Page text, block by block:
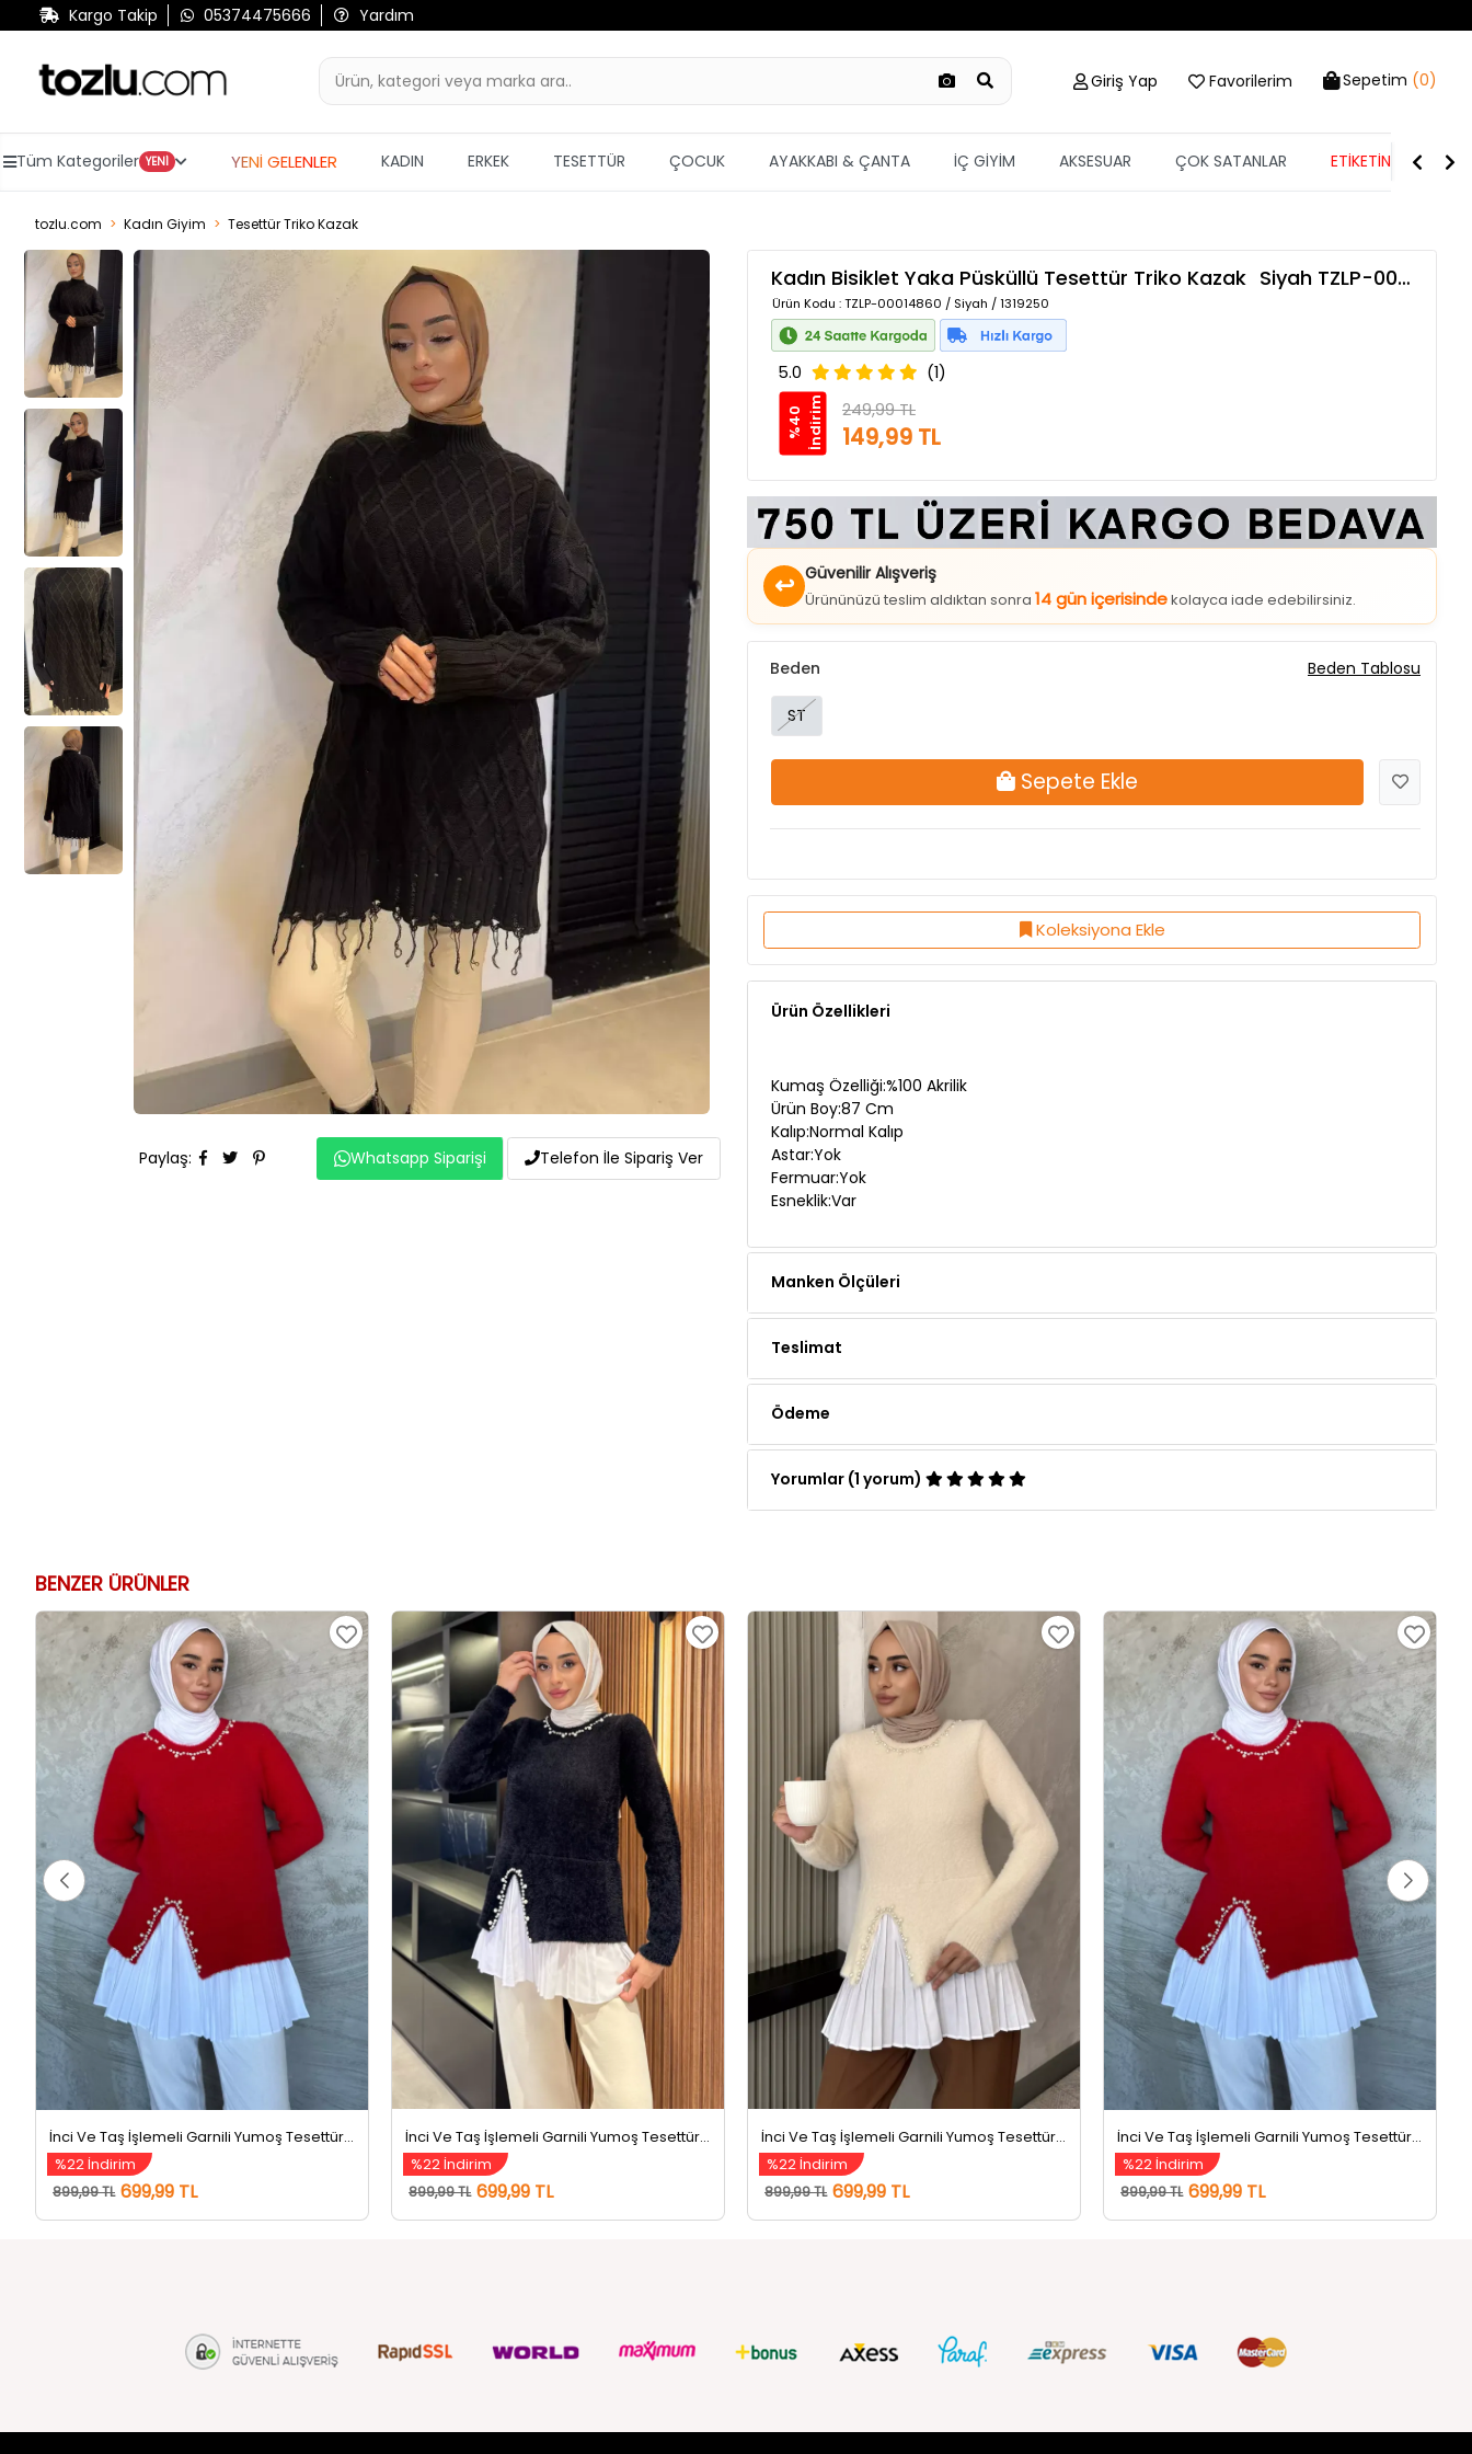
Kargo Takip 05374475666 Yardım
Giriş Yap Favorilerim Sepetim (0)
Tüm Kategoriler YENİ YENİ GELENLER KADIN ERKEK TESETTÜR ÇOCUK AYAKKABI & ÇANTA İÇ GİYİM AKSESUAR ÇOK SATANLAR ETİKETİN YARISI
tozlu.com Kadın Giyim Tesettür Triko Kazak
Paylaş: Whatsapp Siparişi Telefon İle Sipariş Ver
Kadın Bisiklet Yaka Püsküllü Tesettür Triko Kazak Siyah TZLP-00014860
Ürün Kodu : TZLP-00014860 / Siyah / 1319250
5.0 (1)
%
4
0
İ
n
d
i
r
i m 249,99 TL
149,99 TL
↩ Güvenilir Alışveriş
Ürününüzü teslim aldıktan sonra14 gün içerisindekolayca iade edebilirsiniz.
ST
Koleksiyona Ekle
Ürün Özellikleri
Kalıp:Normal Kalıp
Astar:Yok
Fermuar:Yok
Esneklik:Var
%22 İndirim
899,99 TL 699,99 TL
%22 İndirim
899,99 TL 699,99 TL
İnci Ve Taş İşlemeli Garnili Yumoş Tesettür Triko Kazak (s-m-l Beden Uyumludur.) Krem
%22 İndirim
899,99 TL 699,99 TL
%22 İndirim
899,99 TL 699,99 TL
tozlu.com
MÜŞTERİ HİZMETLERİ
SOSYAL